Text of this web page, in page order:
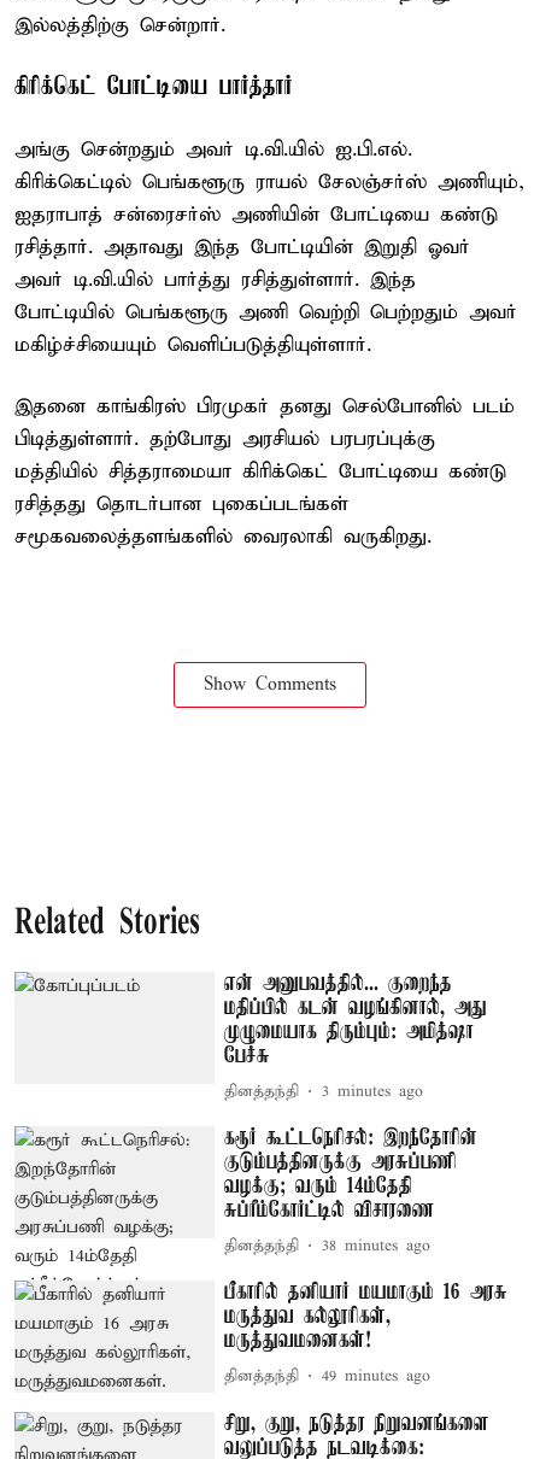
இல்லத்திற்கு சென்றார்.
கிரிக்கெட் போட்டியை பார்த்தார்
அங்கு சென்றதும் அவர் டி.வி.யில் ஐ.பி.எல்.
கிரிக்கெட்டில் பெங்களூரு ராயல் சேலஞ்சர்ஸ் அணியும்,
ஐதராபாத் சன்ரைசர்ஸ் அணியின் போட்டியை கண்டு
ரசித்தார். அதாவது இந்த போட்டியின் இறுதி ஓவர்
அவர் டி.வி.யில் பார்த்து ரசித்துள்ளார். இந்த
போட்டியில் பெங்களூரு அணி வெற்றி பெற்றதும் அவர்
மகிழ்ச்சியையும் வெளிப்படுத்தியுள்ளார்.
இதனை காங்கிரஸ் பிரமுகர் தனது செல்போனில் படம்
பிடித்துள்ளார். தற்போது அரசியல் பரபரப்புக்கு
மத்தியில் சித்தராமையா கிரிக்கெட் போட்டியை கண்டு
ரசித்தது தொடர்பான புகைப்படங்கள்
சமூகவலைத்தளங்களில் வைரலாகி வருகிறது.
Show Comments
Related Stories
என் அனுபவத்தில்... குறைந்த
மதிப்பில் கடன் வழங்கினால், அது
முழுமையாக திரும்பும்: அமித்ஷா
பேச்சு
தினத்தந்தி 3 minutes ago
கரூர் கூட்டநெரிசல்: இறந்தோரின்
குடும்பத்தினருக்கு அரசுப்பணி
வழக்கு; வரும் 14ம்தேதி
சுப்ரீம்கோர்ட்டில் விசாரணை
தினத்தந்தி 38 minutes ago
பீகாரில் தனியார் மயமாகும் 16 அரசு
மருத்துவ கல்லூரிகள்,
மருத்துவமனைகள்!
தினத்தந்தி 49 minutes ago
சிறு, குறு, நடுத்தர நிறுவனங்களை
வலுப்படுத்த நடவடிக்கை: